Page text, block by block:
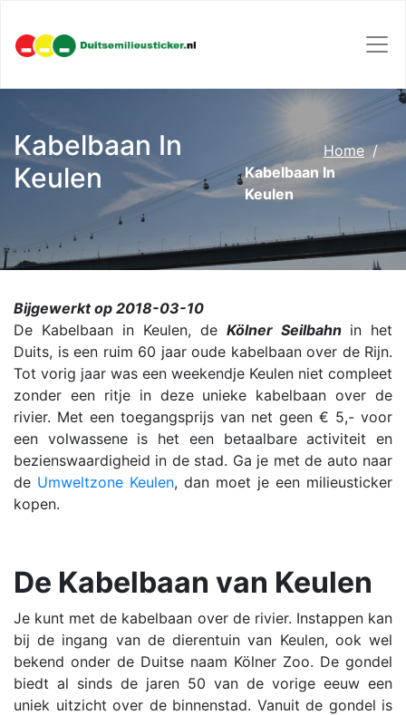
Kabelbaan In
Keulen
Home
Kabelbaan In
Keulen
Bijgewerkt op 2018-03-10
De Kabelbaan in Keulen, de Kölner Seilbahn in het
Duits, is een ruim 60 jaar oude kabelbaan over de Rijn.
Tot vorig jaar was een weekendje Keulen niet compleet
zonder een ritje in deze unieke kabelbaan over de
rivier. Met een toegangsprijs van net geen € 5,- voor
een volwassene is het een betaalbare activiteit en
bezienswaardigheid in de stad. Ga je met de auto naar
de Umweltzone Keulen, dan moet je een milieusticker
kopen.
De Kabelbaan van Keulen
Je kunt met de kabelbaan over de rivier. Instappen kan
bij de ingang van de dierentuin van Keulen, ook wel
bekend onder de Duitse naam Kölner Zoo. De gondel
biedt al sinds de jaren 50 van de vorige eeuw een
uniek uitzicht over de binnenstad. Vanuit de gondel is